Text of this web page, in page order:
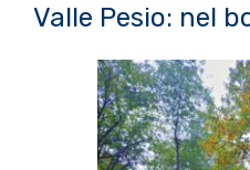
Valle Pesio: nel